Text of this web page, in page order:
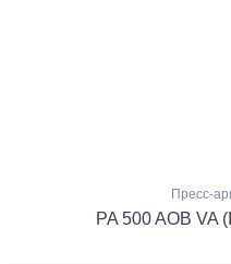
Пресс-
PA 500 AOB VA